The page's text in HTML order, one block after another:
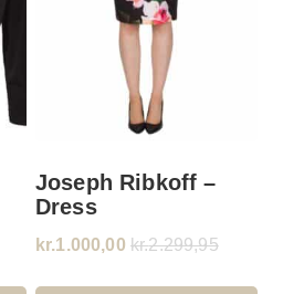
Joseph Ribkoff –
Dress
kr.1.000,00 kr.2.299,95